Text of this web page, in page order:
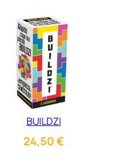
BUILDZI
24,50€